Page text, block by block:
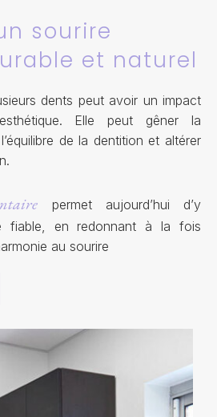
sourire
et naturel
dents peut avoir un impact
Elle peut gêner la
de la dentition et altérer
permet aujourd’hui d’y
fiable, en redonnant à la fois
au sourire